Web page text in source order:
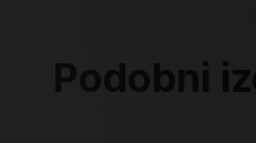
Podobni